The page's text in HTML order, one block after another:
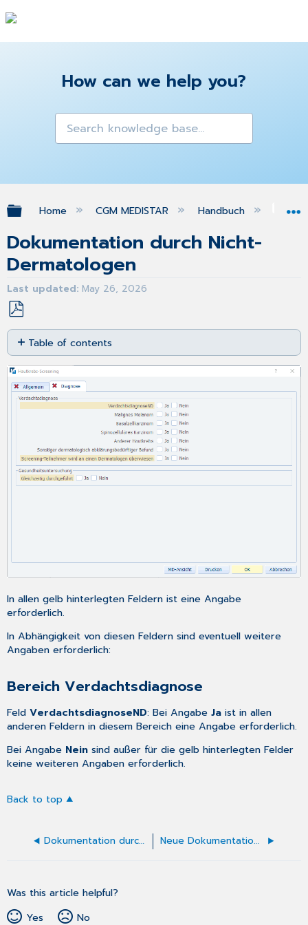
How can we help you?
Expand/collapse global hierarchy
Home CGM MEDISTAR Handbuch
Dokumentation durch Nicht-
Dermatologen
Last updated May 26, 2026
Save
as
PDF
Table of contents
Bereich
Verdachtsdiagnose
In allen gelb hinterlegten Feldern ist eine Angabe
erforderlich.
In Abhängigkeit von diesen Feldern sind eventuell weitere
Angaben erforderlich:
Bereich Verdachtsdiagnose
FeldVerdachtsdiagnoseND: Bei AngabeJa ist in allen
anderen Feldern in diesem Bereich eine Angabe erforderlich.
Bei Angabe Nein sind außer für die gelb hinterlegten Felder
keine weiteren Angaben erforderlich.
Back to top
Dokumentation durch Dermatologen Neue Dokumentation anlegen
Was this article helpful?
Yes
No